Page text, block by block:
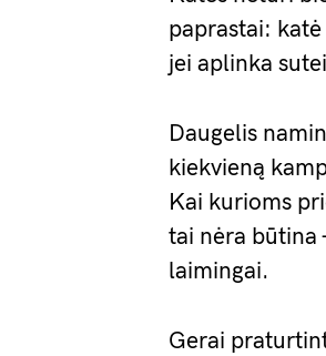
paprastai:
jei aplinka
Daugelis
kiekvieną
Kai kurioms
tai nėra būtina
laimingai.
Gerai